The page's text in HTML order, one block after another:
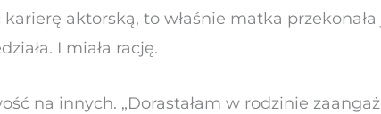
aktorską, to właśnie matka przekonała
I miała rację.
na innych. „Dorastałam w rodzinie